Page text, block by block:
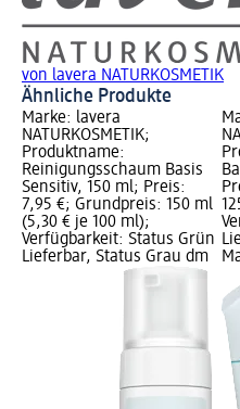
von lavera NATURKOSMETIK
Ähnliche Produkte
Marke: lavera
NATURKOSMETIK;
Produktname:
Reinigungsschaum Basis
Sensitiv, 150 ml; Preis:
7,95 €; Grundpreis: 150 ml
(5,30 € je 100 ml);
Verfügbarkeit: Status Grün
Lieferbar, Status Grau dm